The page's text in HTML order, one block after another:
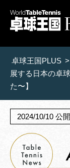
卓球王国PLUS >
展する日本の卓
た〜】
2024/10/10 公開